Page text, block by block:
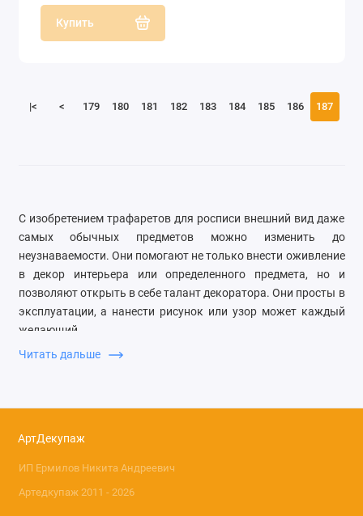
Купить
|< < 179 180 181 182 183 184 185 186 187
С изобретением трафаретов для росписи внешний вид даже
самых обычных предметов можно изменить до
неузнаваемости. Они помогают не только внести оживление
в декор интерьера или определенного предмета, но и
позволяют открыть в себе талант декоратора. Они просты в
эксплуатации, а нанести рисунок или узор может каждый
желающий.
Трафареты могут быть использованы для декора изделий,
новую жизнь, либо украсить даже лестничную клетку, что
волю своей фантазии, начать экспериментировать и тогда с
каждым новым шагом вам будут открываться новые
Читать дальше
АртДекупаж
ИП Ермилов Никита Андреевич
Артедкупаж 2011 - 2026